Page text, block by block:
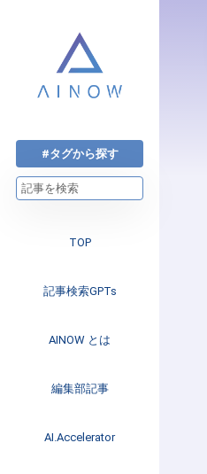
#タグから探す
TOP
記事検索GPTs
AINOW とは
編集部記事
注目のニュース
インタビュー
AI.Accelerator
AI.Accelerator記事